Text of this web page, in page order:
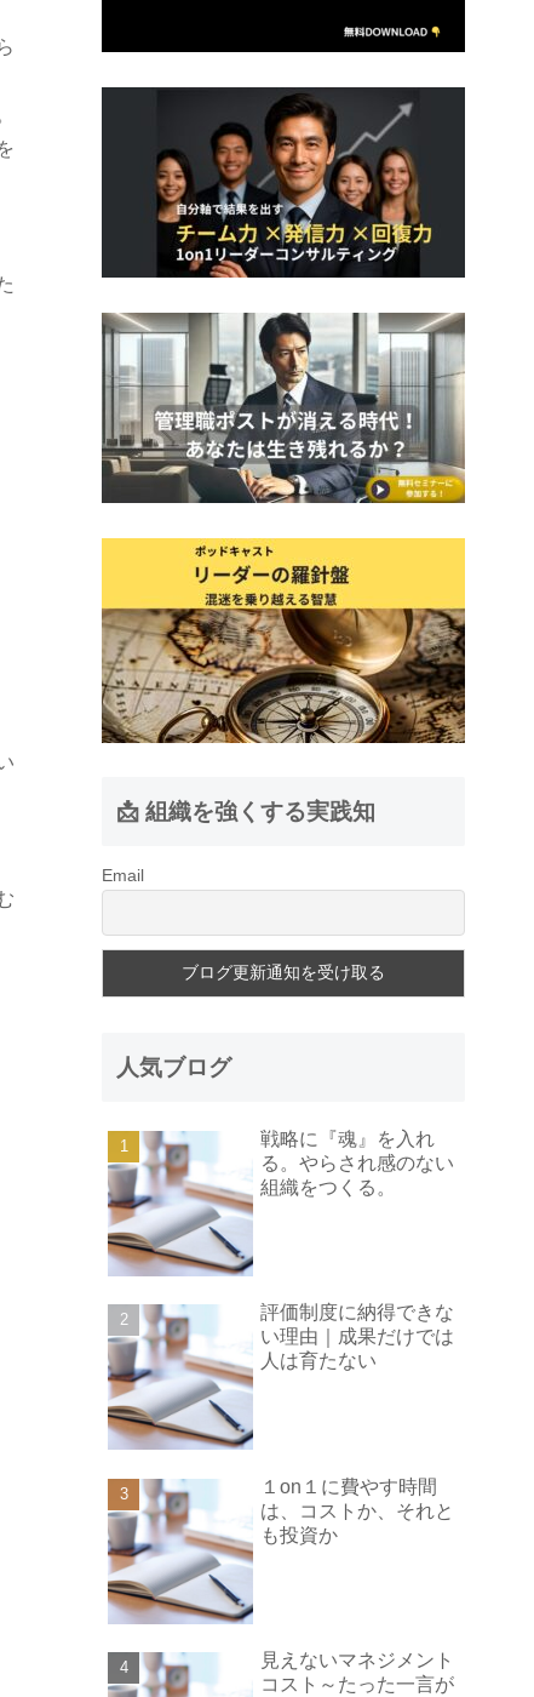
📩 組織を強くする実践知
Email
人気ブログ
戦略に『魂』を入れ
る。やらされ感のない
組織をつくる。
評価制度に納得できな
い理由｜成果だけでは
人は育たない
１on１に費やす時間
は、コストか、それと
も投資か
見えないマネジメント
コスト～たった一言が